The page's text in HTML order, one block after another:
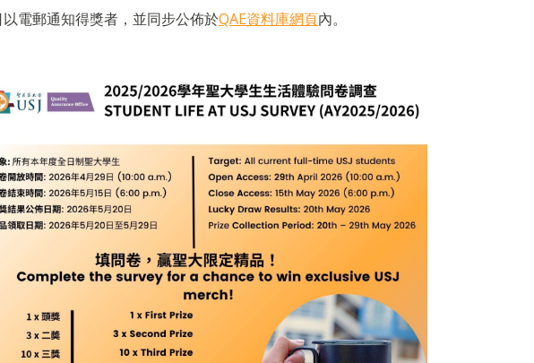
電郵通知得獎者，並同步公佈於QAE資料庫網頁內。